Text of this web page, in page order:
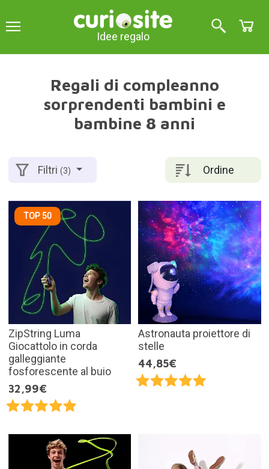
Idee regalo
Regali di compleanno
sorprendenti bambini e
bambine 8 anni
Ordine
Filtri(3)
TOP 50
ZipString Luma
Giocattolo in corda
galleggiante
fosforescente al buio
32,99€
Astronauta proiettore di
stelle
44,85€